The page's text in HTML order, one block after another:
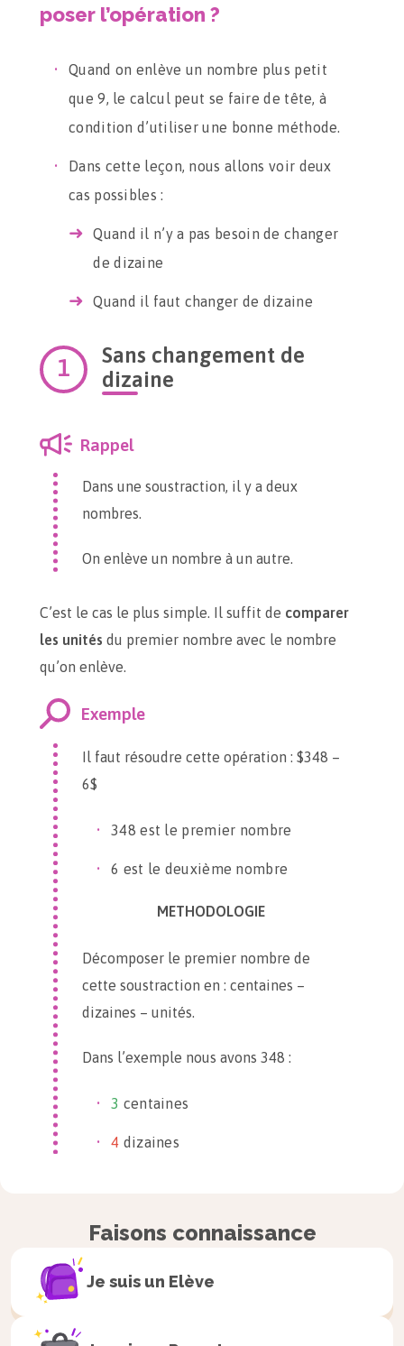
poser l’opération ?
Quand on enlève un nombre plus petit
que 9, le calcul peut se faire de tête, à
condition d’utiliser une bonne méthode.
Dans cette leçon, nous allons voir deux
cas possibles :
Quand il n’y a pas besoin de changer
de dizaine
Quand il faut changer de dizaine
Sans changement de
dizaine
Rappel
Dans une soustraction, il y a deux
nombres.
On enlève un nombre à un autre.
C’est le cas le plus simple. Il suffit de comparer
les unités du premier nombre avec le nombre
qu’on enlève.
Exemple
Il faut résoudre cette opération : $348 –
6$
348 est le premier nombre
6 est le deuxième nombre
METHODOLOGIE
Décomposer le premier nombre de
cette soustraction en : centaines –
dizaines – unités.
Dans l’exemple nous avons 348 :
3 centaines
4 dizaines
Si le chiffre des unités est pareil ou
calcul est très facile :
Faisons connaissance
Je suis un Elève